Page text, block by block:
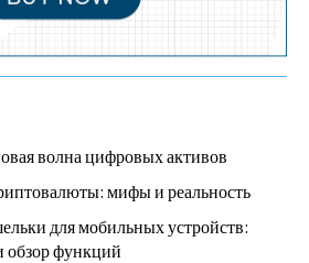
волна цифровых активов
мифы и реальность
для мобильных устройств:
функций